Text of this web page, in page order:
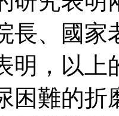
長、國家
明，以上
困難的折